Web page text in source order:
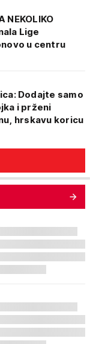
NEKOLIKO
Lige
u centru
Dodajte samo
i prženi
hrskavu koricu